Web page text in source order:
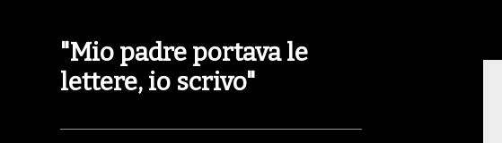
"Mio padre portava le
lettere, io scrivo"